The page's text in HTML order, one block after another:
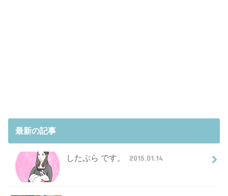
最新の記事
したぷら です。 2015.01.14